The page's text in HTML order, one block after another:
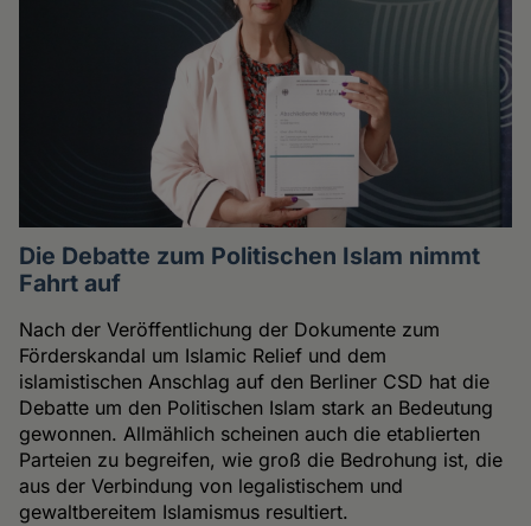
Die Debatte zum Politischen Islam nimmt
Fahrt auf
Nach der Veröffentlichung der Dokumente zum
Förderskandal um Islamic Relief und dem
islamistischen Anschlag auf den Berliner CSD hat die
Debatte um den Politischen Islam stark an Bedeutung
gewonnen. Allmählich scheinen auch die etablierten
Parteien zu begreifen, wie groß die Bedrohung ist, die
aus der Verbindung von legalistischem und
gewaltbereitem Islamismus resultiert.